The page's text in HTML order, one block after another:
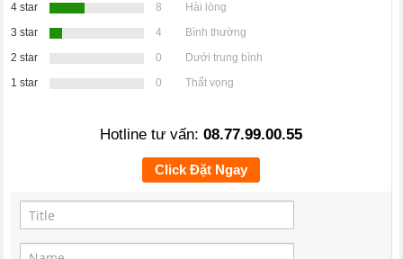
4 star
8
Hài lòng
3 star
4
Bình thường
2 star
0
Dưới trung bình
1 star
0 Thất vọng
Hotline tư vấn: 08.77.99.00.55
Click Đặt Ngay